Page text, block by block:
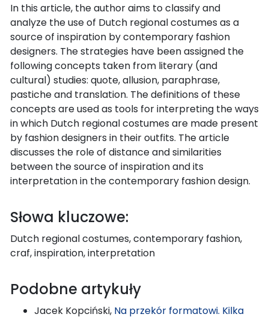
In this article, the author aims to classify and
analyze the use of Dutch regional costumes as a
source of inspiration by contemporary fashion
designers. The strategies have been assigned the
following concepts taken from literary (and
cultural) studies: quote, allusion, paraphrase,
pastiche and translation. The definitions of these
concepts are used as tools for interpreting the ways
in which Dutch regional costumes are made present
by fashion designers in their outfits. The article
discusses the role of distance and similarities
between the source of inspiration and its
interpretation in the contemporary fashion design.
Słowa kluczowe:
Dutch regional costumes, contemporary fashion,
craf, inspiration, interpretation
Podobne artykuły
Jacek Kopciński, Na przekór formatowi. Kilka